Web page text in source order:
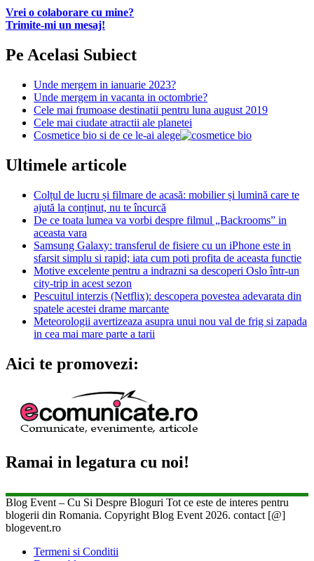
Vrei o colaborare cu mine?
Trimite-mi un mesaj!
Pe Acelasi Subiect
Unde mergem in ianuarie 2023?
Unde mergem in vacanta in octombrie?
Cele mai frumoase destinatii pentru luna august 2019
Cele mai ciudate atractii ale planetei
Cosmetice bio si de ce le-ai alege
Ultimele articole
Colțul de lucru și filmare de acasă: mobilier și lumină care te
ajută la conținut, nu te încurcă
De ce toata lumea va vorbi despre filmul „Backrooms” in
aceasta vara
Samsung Galaxy: transferul de fisiere cu un iPhone este in
sfarsit simplu si rapid; iata cum poti profita de aceasta functie
Motive excelente pentru a indrazni sa descoperi Oslo într-un
city-trip in acest sezon
Pescuitul interzis (Netflix): descopera povestea adevarata din
spatele acestei drame marcante
Meteorologii avertizeaza asupra unui nou val de frig si zapada
in cea mai mare parte a tarii
Aici te promovezi:
Ramai in legatura cu noi!
Blog Event – Cu Si Despre Bloguri Tot ce este de interes pentru
blogerii din Romania. Copyright Blog Event 2026. contact [@]
blogevent.ro
Termeni si Conditii